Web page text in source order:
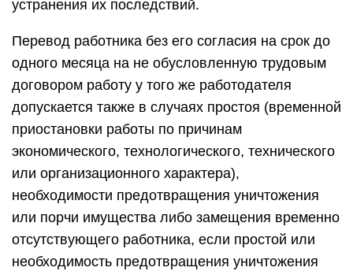
устранения их последствий.
Перевод работника без его согласия на срок до
одного месяца на не обусловленную трудовым
договором работу у того же работодателя
допускается также в случаях простоя (временной
приостановки работы по причинам
экономического, технологического, технического
или организационного характера),
необходимости предотвращения уничтожения
или порчи имущества либо замещения временно
отсутствующего работника, если простой или
необходимость предотвращения уничтожения